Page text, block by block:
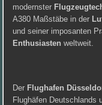
modernster
A380 Maßstäbe in der
und seiner imposanten
Enthusiasten weltweit.
Der Flughafen
Flughäfen Deutschlands